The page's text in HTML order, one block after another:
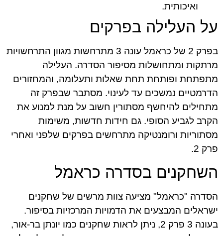
ואיכותית.
על העלילה בפרקים
בפרק 2 של כראמל עונה 3 מתרחשות מגוון התרחשויות
מרתקות ומתחושלות מסיפור הסדרה. העלילה
מתפתחת ופותחת תחת שאלות ותעלומה, והמחזורים
הדרמטיים נמשכים עד לעינוי. מסתבר שבפרק זה
מתחילים להיחשף מסתורין חשוב על מנת למנוע את
הקרב לגביע הסופי. גם חידות חדשות, משימות
מסתוריות ורומנטיקה מתרחשים בפרקים שלפני ואחרי
פרק 2.
השחקנים בסדרה כראמל
הסדרה "כראמל" מציעה צוות מרשים של שחקנים
ישראלים המבצעים את הדמויות המרכזיות בסיפור.
בעונה 3 פרק 2, ניתן לראות שחקנים כמו יונתן בר-אור,